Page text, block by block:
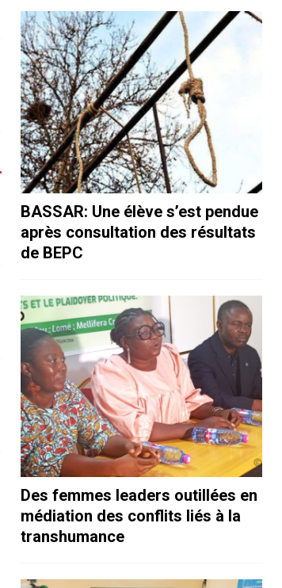
BASSAR: Une élève s’est pendue
après consultation des résultats
de BEPC
Des femmes leaders outillées en
médiation des conflits liés à la
transhumance